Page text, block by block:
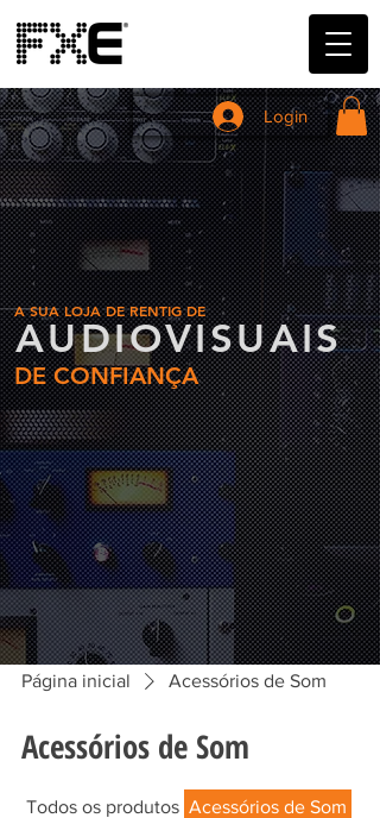
Login
AUDIOVISUAIS
DE CONFIANÇA
A SUA LOJA DE RENTIG DE
Página inicial Acessórios de Som
Acessórios de Som
Todos os produtos Acessórios de Som